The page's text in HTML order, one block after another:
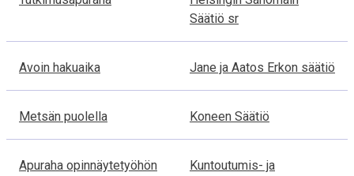
S
u
o
m
e
s
Säätiö sr
Avoin hakuaika Jane ja Aatos Erkon säätiö
Metsän puolella Koneen Säätiö
Apuraha opinnäytetyöhön
Kuntoutumis- ja